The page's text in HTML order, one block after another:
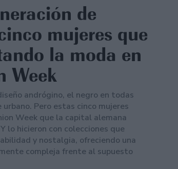
de
mujeres que
la moda en
Week
andrógino, el negro en todas
Pero estas cinco mujeres
Week que la capital alemana
lo hicieron con colecciones que
y nostalgia, ofreciendo una
compleja frente al supuesto